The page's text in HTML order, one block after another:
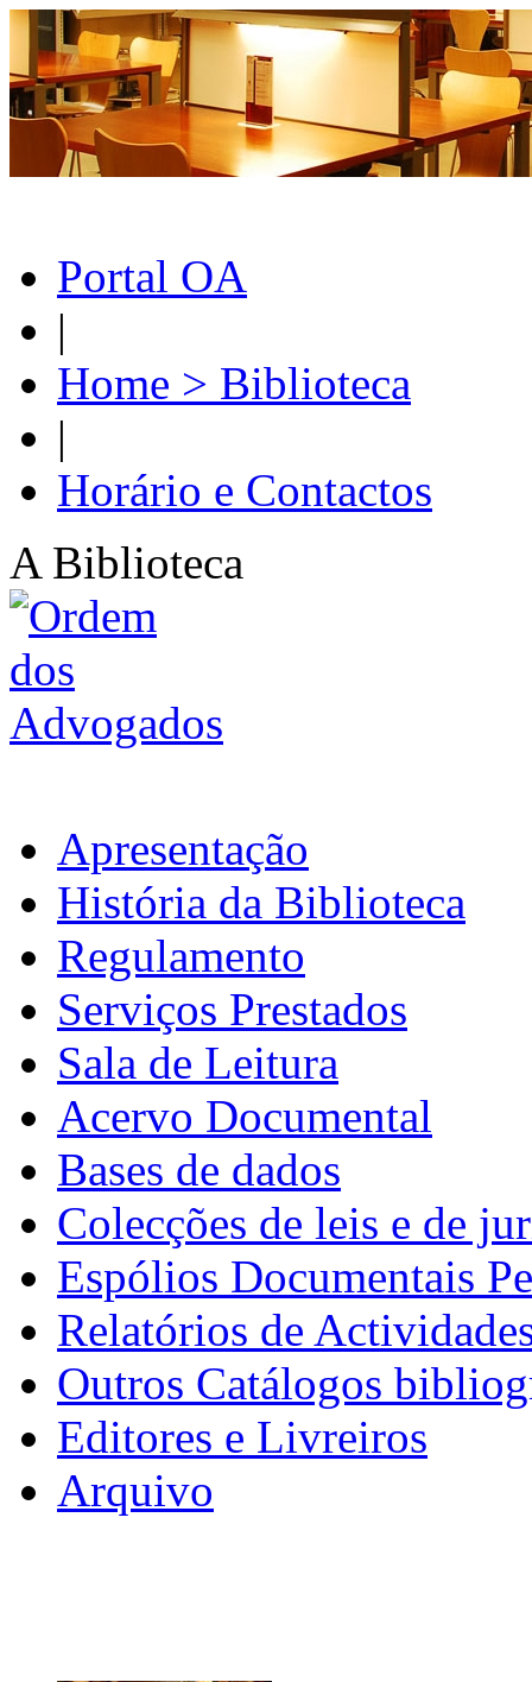
Portal OA
|
Home > Biblioteca
|
Horário e Contactos
A Biblioteca
Apresentação
História da Biblioteca
Regulamento
Serviços Prestados
Sala de Leitura
Acervo Documental
Bases de dados
Colecções de leis e de
Espólios Documentais
Relatórios de
Outros Catálogos
Editores e Livreiros
Arquivo